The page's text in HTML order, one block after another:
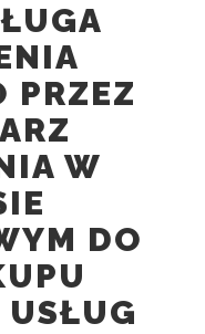
PRZEZ
W
DO